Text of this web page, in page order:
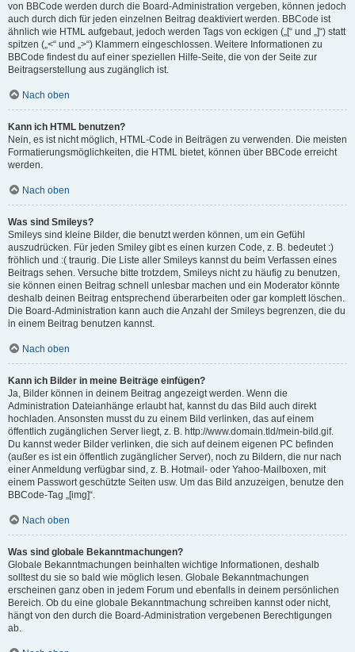
von BBCode werden durch die Board-Administration vergeben, können jedoch
auch durch dich für jeden einzelnen Beitrag deaktiviert werden. BBCode ist
ähnlich wie HTML aufgebaut, jedoch werden Tags von eckigen („[“ und „]“) statt
spitzen („<“ und „>“) Klammern eingeschlossen. Weitere Informationen zu
BBCode findest du auf einer speziellen Hilfe-Seite, die von der Seite zur
Beitragserstellung aus zugänglich ist.
Nach oben
Kann ich HTML benutzen?
Nein, es ist nicht möglich, HTML-Code in Beiträgen zu verwenden. Die meisten
Formatierungsmöglichkeiten, die HTML bietet, können über BBCode erreicht
werden.
Nach oben
Was sind Smileys?
Smileys sind kleine Bilder, die benutzt werden können, um ein Gefühl
auszudrücken. Für jeden Smiley gibt es einen kurzen Code, z. B. bedeutet :)
fröhlich und :( traurig. Die Liste aller Smileys kannst du beim Verfassen eines
Beitrags sehen. Versuche bitte trotzdem, Smileys nicht zu häufig zu benutzen,
sie können einen Beitrag schnell unlesbar machen und ein Moderator könnte
deshalb deinen Beitrag entsprechend überarbeiten oder gar komplett löschen.
Die Board-Administration kann auch die Anzahl der Smileys begrenzen, die du
in einem Beitrag benutzen kannst.
Nach oben
Kann ich Bilder in meine Beiträge einfügen?
Ja, Bilder können in deinem Beitrag angezeigt werden. Wenn die
Administration Dateianhänge erlaubt hat, kannst du das Bild auch direkt
hochladen. Ansonsten musst du zu einem Bild verlinken, das auf einem
öffentlich zugänglichen Server liegt, z. B. http://www.domain.tld/mein-bild.gif.
Du kannst weder Bilder verlinken, die sich auf deinem eigenen PC befinden
(außer es ist ein öffentlich zugänglicher Server), noch zu Bildern, die nur nach
einer Anmeldung verfügbar sind, z. B. Hotmail- oder Yahoo-Mailboxen, mit
einem Passwort geschützte Seiten usw. Um das Bild anzuzeigen, benutze den
BBCode-Tag „[img]“.
Nach oben
Was sind globale Bekanntmachungen?
Globale Bekanntmachungen beinhalten wichtige Informationen, deshalb
solltest du sie so bald wie möglich lesen. Globale Bekanntmachungen
erscheinen ganz oben in jedem Forum und ebenfalls in deinem persönlichen
Bereich. Ob du eine globale Bekanntmachung schreiben kannst oder nicht,
hängt von den durch die Board-Administration vergebenen Berechtigungen
ab.